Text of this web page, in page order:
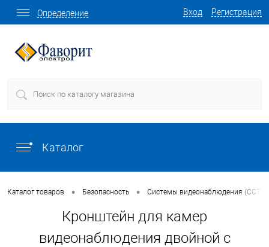
Вход Регистрация
Определение
Каталог
Каталог товаров • Безопасность • Системы видеонаблюдения (CCTV)
Кронштейн для камер
видеонаблюдения двойной с